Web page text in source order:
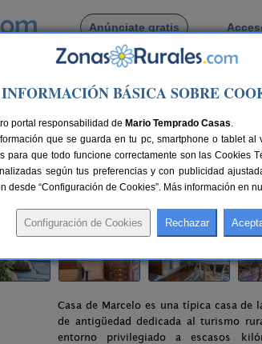
Anúnciate gratis
Busca por pueblo
de Marcelo
plazas 102 km de A Coruña Compartir:
Casa de Marcelo es una típica casa de
de antigüedad dedicada al turismo
entorno privilegiado a escasos
INFORMACIÓN BÁSICA SOBRE
portal responsabilidad de Mario Temprado Casas.
que se guarda en tu pc, smartphone o tablet
que todo funcione correctamente son las Cookies
según tus preferencias y con publicidad
desde “Configuración de Cookies”. Más información en